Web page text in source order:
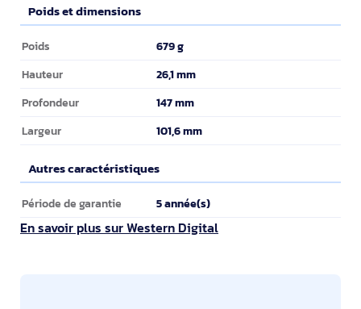
Poids et dimensions
Poids et dimensions
Poids 679 g
Hauteur 26,1 mm
Profondeur 147 mm
Largeur 101,6 mm
Autres caractéristiques
Autres caractéristiques
Période de garantie 5 année(s)
En savoir plus sur Western Digital